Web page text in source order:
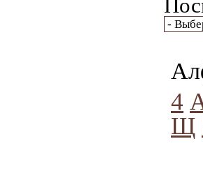
4
Щ